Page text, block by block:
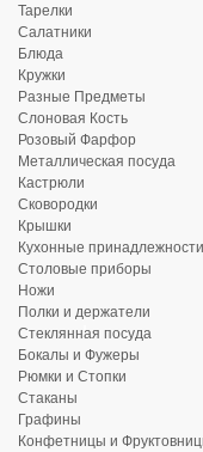
Тарелки
Салатники
Блюда
Кружки
Разные Предметы
Слоновая Кость
Розовый Фарфор
Металлическая посуда
Кастрюли
Сковородки
Крышки
Кухонные принадлежности
Столовые приборы
Ножи
Полки и держатели
Стеклянная посуда
Бокалы и Фужеры
Рюмки и Стопки
Стаканы
Графины
Конфетницы и